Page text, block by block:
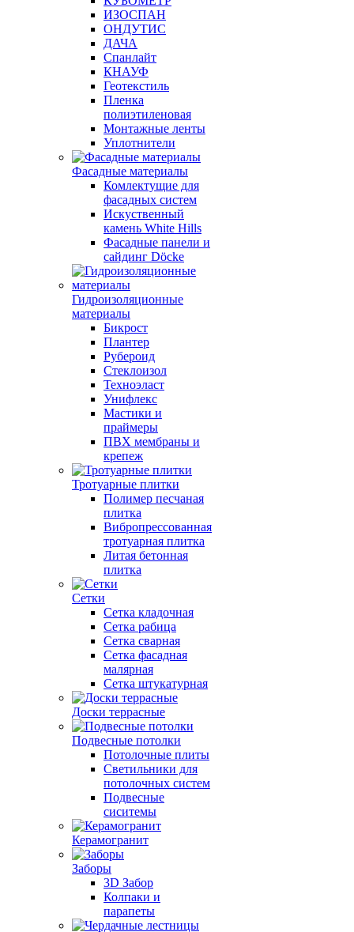
ИЗОСПАН
ОНДУТИС
ДАЧА
Спанлайт
КНАУФ
Геотекстиль
Пленка
полиэтиленовая
Монтажные ленты
Уплотнители
Фасадные материалы
Комлектущие для
фасадных систем
Искуственный
камень White Hills
Фасадные панели и
сайдинг Döcke
Гидроизоляционные
материалы
Бикрост
Плантер
Рубероид
Стеклоизол
Техноэласт
Унифлекс
Мастики и
праймеры
ПВХ мембраны и
крепеж
Тротуарные плитки
Полимер песчаная
плитка
Вибропрессованная
тротуарная плитка
Литая бетонная
плитка
Сетки
Сетка кладочная
Сетка рабица
Сетка сварная
Сетка фасадная
малярная
Сетка штукатурная
Доски террасные
Подвесные потолки
Потолочные плиты
Светильники для
потолочных систем
Подвесные
сиситемы
Керамогранит
Заборы
3D Забор
Колпаки и
парапеты